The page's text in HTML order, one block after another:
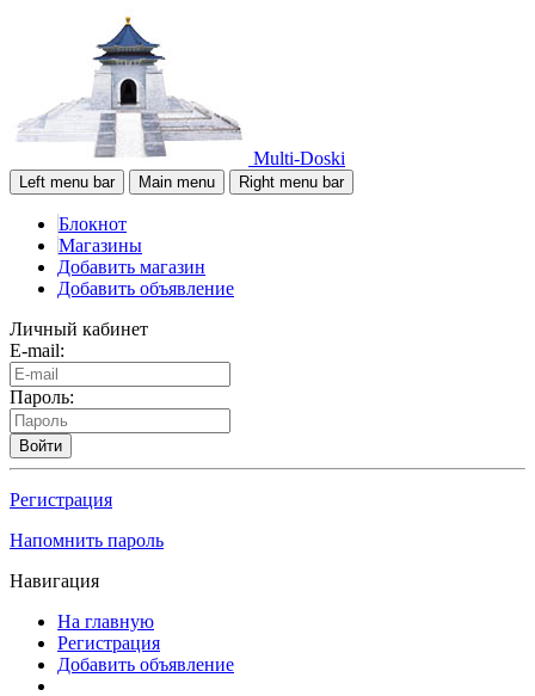
Multi-Doski
Left menu bar Main menu Right menu bar
Блокнот
Магазины
Добавить магазин
Добавить объявление
Личный кабинет
E-mail:
Пароль:
Войти
Регистрация
Напомнить пароль
Навигация
На главную
Регистрация
Добавить объявление